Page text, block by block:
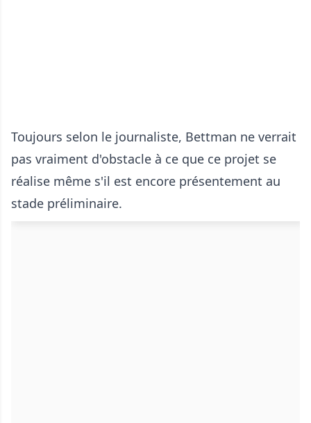
Toujours selon le journaliste, Bettman ne verrait
pas vraiment d'obstacle à ce que ce projet se
réalise même s'il est encore présentement au
stade préliminaire.